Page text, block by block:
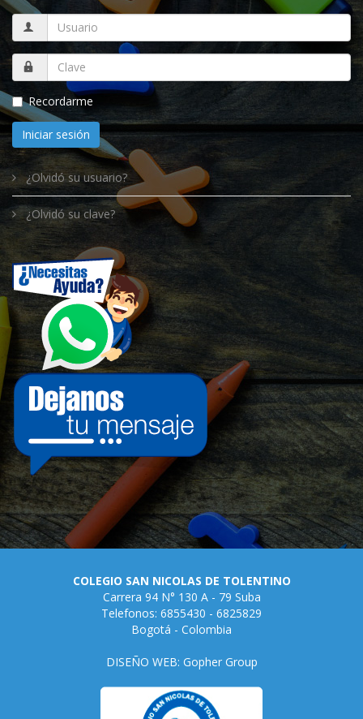
Recordarme
Iniciar sesión
¿Olvidó su usuario?
¿Olvidó su clave?
COLEGIO SAN NICOLAS DE TOLENTINO
Carrera 94 N° 130 A - 79 Suba
Telefonos: 6855430 - 6825829
Bogotá - Colombia
DISEÑO WEB: Gopher Group